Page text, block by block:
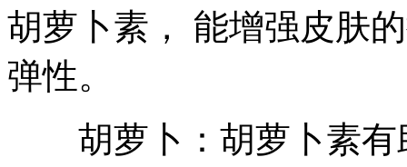
胡萝卜素， 能增强皮肤
弹性。
胡萝卜：胡萝卜素有